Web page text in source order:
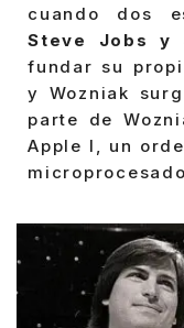
cuando dos
Steve Jobs y
fundar su
y Wozniak
parte de
Apple I, un